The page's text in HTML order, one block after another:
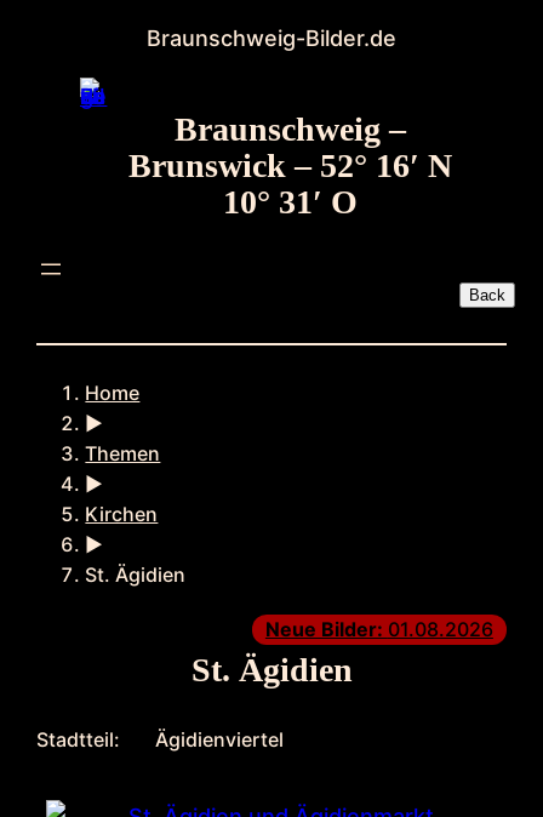
springen
Braunschweig-Bilder.de
Braunschweig –
Brunswick – 52° 16′ N
10° 31′ O
Home
►
Themen
►
Kirchen
►
St. Ägidien
Neue Bilder: 01.08.2026
St. Ägidien
Stadtteil: Ägidienviertel